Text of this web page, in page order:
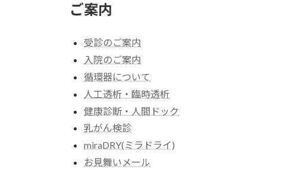
ご案内
受診のご案内
入院のご案内
循環器について
人工透析・臨時透析
健康診断・人間ドック
乳がん検診
miraDRY(ミラドライ)
お見舞いメール